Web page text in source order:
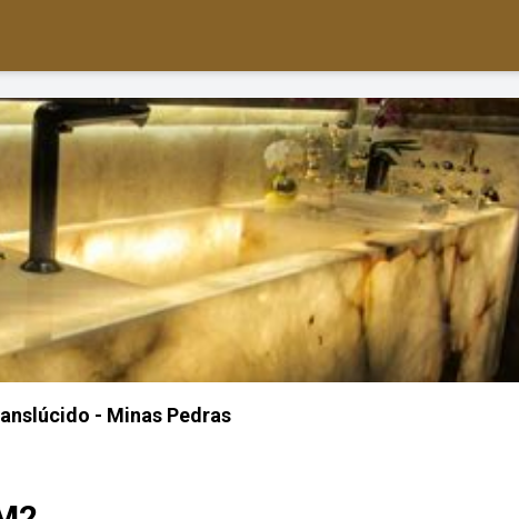
- Minas Pedras